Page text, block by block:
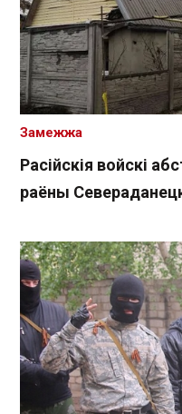
Расійскія войскі
раёны
Замежжа